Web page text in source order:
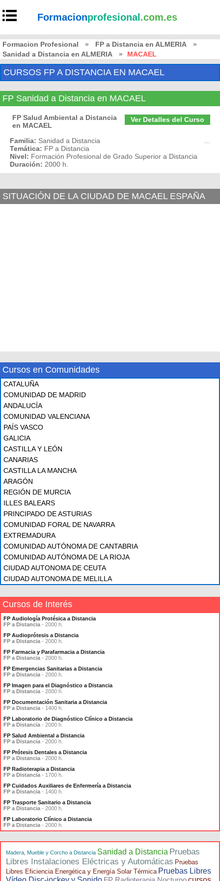
Formacionprofesional .com.es
Formacion Profesional » FP a Distancia en ALMERIA
»
Sanidad a Distancia en ALMERIA
» MACAEL
CURSOS FP A DISTANCIA EN MACAEL
FP Sanidad a Distancia en MACAEL
Ver Detalles del Curso
FP Salud Ambiental a Distancia
en MACAEL
Familia: Sanidad a Distancia
Temática: FP a Distancia
Nivel: Formación Profesional de Grado Superior a Distancia
Duración: 2000 h.
SITUACIÓN DE LA CIUDAD DE MACAEL ESPAÑA
Cursos en Comunidades
CATALUÑA
COMUNIDAD DE MADRID
ANDALUCÍA
COMUNIDAD VALENCIANA
PAÍS VASCO
GALICIA
CASTILLA Y LEÓN
CANARIAS
CASTILLA LA MANCHA
ARAGÓN
REGIÓN DE MURCIA
ILLES BALEARS
PRINCIPADO DE ASTURIAS
COMUNIDAD FORAL DE NAVARRA
EXTREMADURA
COMUNIDAD AUTÓNOMA DE CANTABRIA
COMUNIDAD AUTÓNOMA DE LA RIOJA
CIUDAD AUTONOMA DE CEUTA
CIUDAD AUTONOMA DE MELILLA
Cursos de Interés
FP Audiología Protésica a Distancia
FP a Distancia - 2000 h.
FP Audioprótesis a Distancia
FP a Distancia - 2000 h.
FP Farmacia y Parafarmacia a Distancia
FP a Distancia - 2000 h.
FP Emergencias Sanitarias a Distancia
FP a Distancia - 2000 h.
FP Imagen para el Diagnóstico a Distancia
FP a Distancia - 2000 h.
FP Documentación Sanitaria a Distancia
FP a Distancia - 1400 h.
FP Laboratorio de Diagnóstico Clínico a Distancia
FP a Distancia - 2000 h.
FP Salud Ambiental a Distancia
FP a Distancia - 2000 h.
FP Prótesis Dentales a Distancia
FP a Distancia - 2000 h.
FP Radioterapia a Distancia
FP a Distancia - 1700 h.
FP Cuidados Auxiliares de Enfermería a Distancia
FP a Distancia - 1400 h.
FP Trasporte Sanitario a Distancia
FP a Distancia - 2000 h.
FP Laboratorio Clínico a Distancia
FP a Distancia - 2000 h.
Madera, Mueble y Corcho a Distancia Sanidad a Distancia Pruebas
Libres Instalaciones Eléctricas y Automáticas Pruebas
Libres Eficiencia Energética y Energía Solar Térmica Pruebas Libres